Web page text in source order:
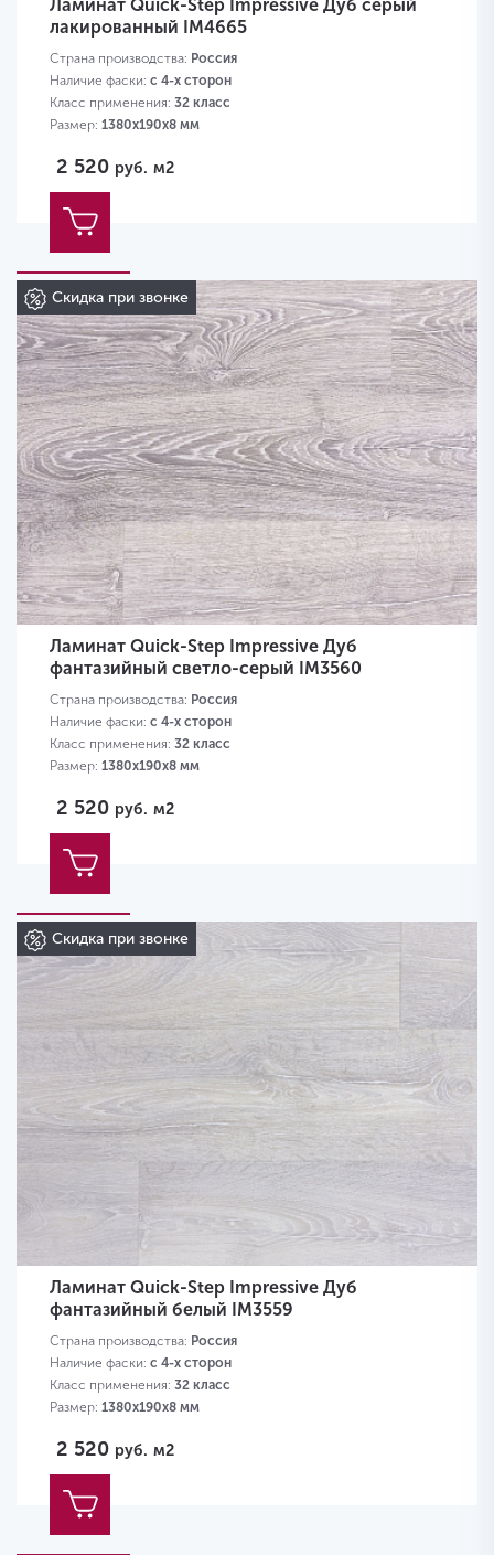
Ламинат Quick-Step Impressive Дуб серый
лакированный IM4665
Страна производства: Россия
Наличие фаски: с 4-х сторон
Класс применения: 32 класс
Размер: 1380х190х8 мм
2 520 руб. м2
Скидка при звонке
Ламинат Quick-Step Impressive Дуб
фантазийный светло-серый IM3560
Страна производства: Россия
Наличие фаски: с 4-х сторон
Класс применения: 32 класс
Размер: 1380х190х8 мм
2 520 руб. м2
Скидка при звонке
Ламинат Quick-Step Impressive Дуб
фантазийный белый IM3559
Страна производства: Россия
Наличие фаски: с 4-х сторон
Класс применения: 32 класс
Размер: 1380х190х8 мм
2 520 руб. м2